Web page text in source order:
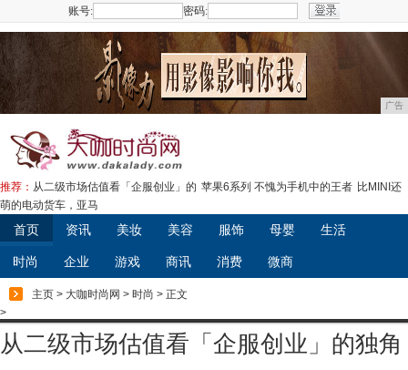
账号: 密码:
广告
推荐： 从二级市场估值看「企服创业」的 苹果6系列 不愧为手机中的王者 比MINI还
萌的电动货车，亚马
首页 资讯 美妆 美容 服饰 母婴 生活
时尚 企业 游戏 商讯 消费 微商
主页 > 大咖时尚网 > 时尚 > 正文
>
从二级市场估值看「企服创业」的独角